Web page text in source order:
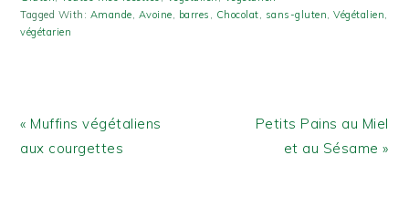
Tagged With: Amande, Avoine, barres , Chocolat, sans-gluten,Végétalien,
végétarien
Previous
Post:
« Muffins végétaliens
aux courgettes
Next
Post:
Petits Pains au Miel
et au Sésame »